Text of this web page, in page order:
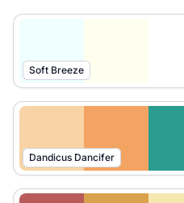
Soft Breeze
Dandicus Dancifer